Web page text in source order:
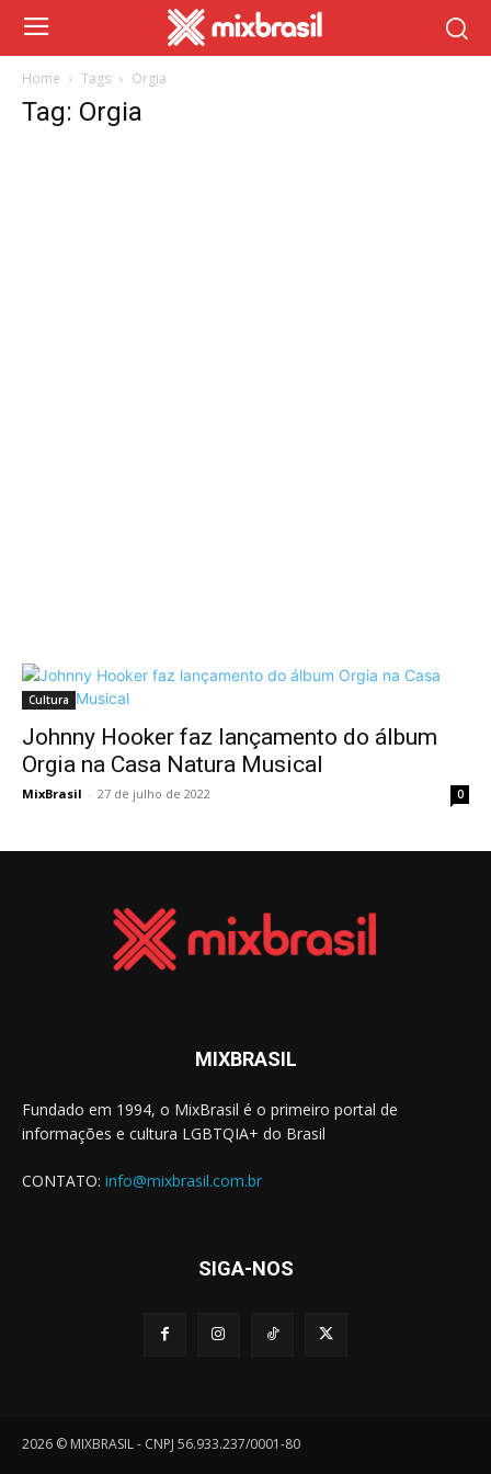
Home Tags Orgia
Tag: Orgia
Cultura
Johnny Hooker faz lançamento do álbum
Orgia na Casa Natura Musical
MixBrasil - 27 de julho de 2022 0
MIXBRASIL
Fundado em 1994, o MixBrasil é o primeiro portal de
informações e cultura LGBTQIA+ do Brasil
CONTATO: info@mixbrasil.com.br
SIGA-NOS
2026 © MIXBRASIL - CNPJ 56.933.237/0001-80